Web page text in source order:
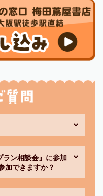
ン相談会』に参加
加できますか？